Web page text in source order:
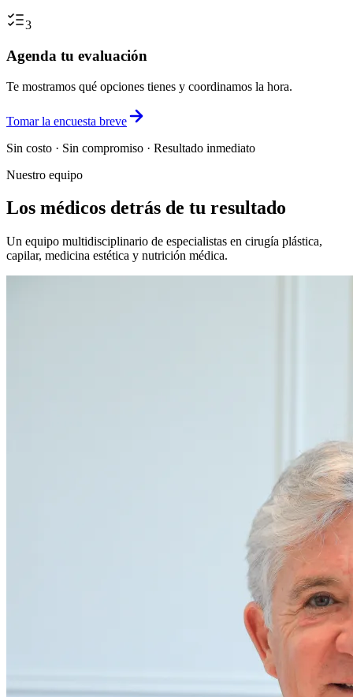
3
Agenda tu evaluación
Te mostramos qué opciones tienes y coordinamos la hora.
Tomar la encuesta breve
Sin costo · Sin compromiso · Resultado inmediato
Nuestro equipo
Los médicos detrás de tu resultado
Un equipo multidisciplinario de especialistas en cirugía plástica,
capilar, medicina estética y nutrición médica.